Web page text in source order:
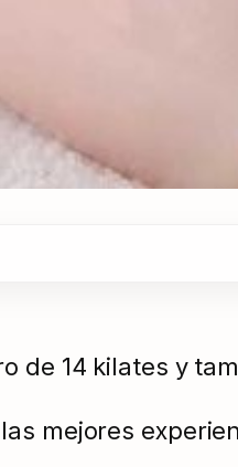
de 14 kilates y
mejores